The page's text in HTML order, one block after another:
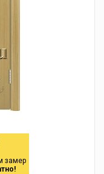
замер